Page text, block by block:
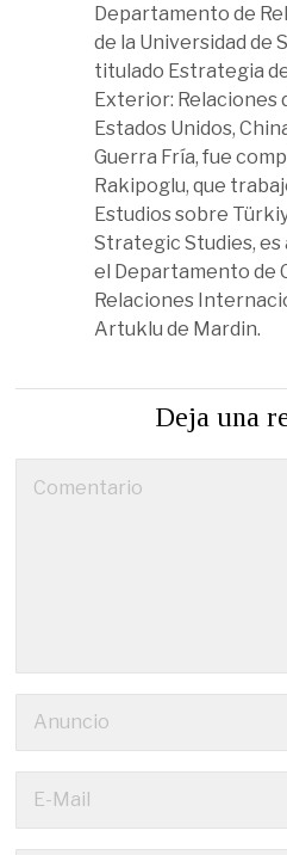
Departamento de
de la Universidad de
titulado Estrategia
Exterior: Relaciones
Estados Unidos,
Guerra Fría, fue
Rakipoglu, que
Estudios sobre
Strategic Studies,
el Departamento de
Relaciones
Artuklu de Mardin.
Deja una